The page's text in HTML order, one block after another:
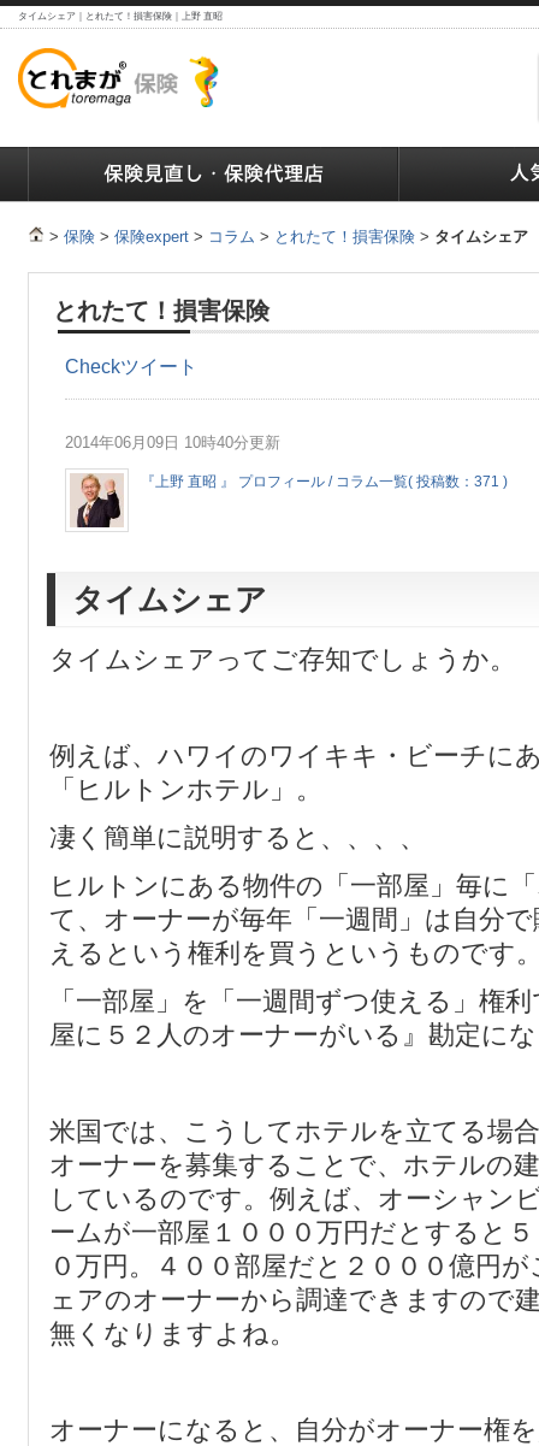
タイムシェア｜とれたて！損害保険｜上野 直昭
> 保険 > 保険expert > コラム > とれたて！損害保険 > タイムシェア
とれたて！損害保険
Checkツイート
2014年06月09日 10時40分更新
『上野 直昭 』 プロフィール / コラム一覧( 投稿数：371 )
タイムシェア
タイムシェアってご存知でしょうか。
例えば、ハワイのワイキキ・ビーチに
「ヒルトンホテル」。
凄く簡単に説明すると、、、、
ヒルトンにある物件の「一部屋」毎に
て、オーナーが毎年「一週間」は自分
えるという権利を買うというものです
「一部屋」を「一週間ずつ使える」権
屋に５２人のオーナーがいる』勘定に
米国では、こうしてホテルを立てる場
オーナーを募集することで、ホテルの
しているのです。例えば、オーシャン
ームが一部屋１０００万円だとすると
０万円。４００部屋だと２０００億円
ェアのオーナーから調達できますので
無くなりますよね。
オーナーになると、自分がオーナー権